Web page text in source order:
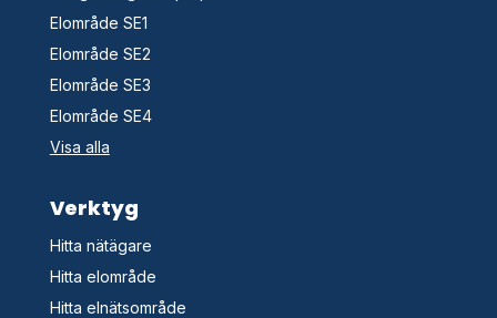
Elområde SE1
Elområde SE2
Elområde SE3
Elområde SE4
Visa alla
Verktyg
Hitta nätägare
Hitta elområde
Hitta elnätsområde